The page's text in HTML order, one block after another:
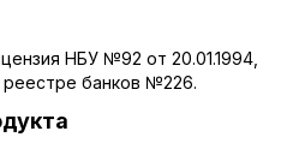
НБУ №92 от 20.01.1994,
банков №226.